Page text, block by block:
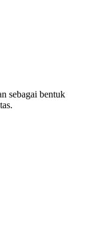
sebagai bentuk